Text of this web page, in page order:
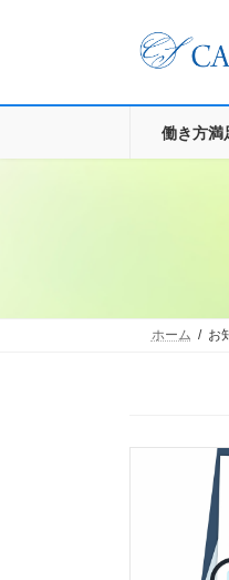
ツ
シ
働き方満
ホーム お